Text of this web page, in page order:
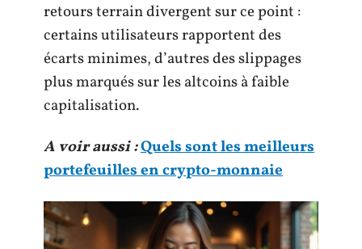
retours terrain divergent sur ce point :
certains utilisateurs rapportent des
écarts minimes, d’autres des slippages
plus marqués sur les altcoins à faible
capitalisation.
A voir aussi :Quels sont les meilleurs
portefeuilles en crypto-monnaie